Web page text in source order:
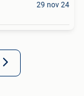
29 nov 24